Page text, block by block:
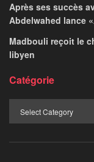
Après ses succès
Abdelwahed lance
Madbouli reçoit le
libyen
Catégorie